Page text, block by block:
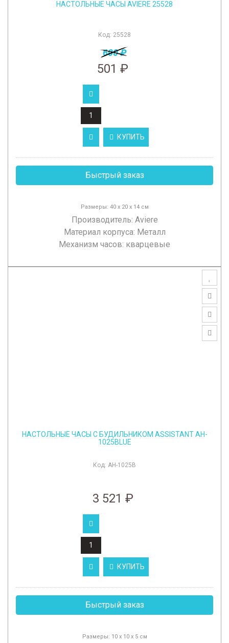
НАСТОЛЬНЫЕ ЧАСЫ AVIERE 25528
Код: 25528
600 ₽
501 ₽
КУПИТЬ
Быстрый заказ
Размеры: 40 x 20 x 14 см
Производитель: Aviere
Материал корпуса: Металл
Механизм часов: кварцевые
НАСТОЛЬНЫЕ ЧАСЫ С БУДИЛЬНИКОМ ASSISTANT AH-
1025BLUE
Код: AH-1025B
3 521 ₽
КУПИТЬ
Быстрый заказ
Размеры: 10 х 10 х 5 см